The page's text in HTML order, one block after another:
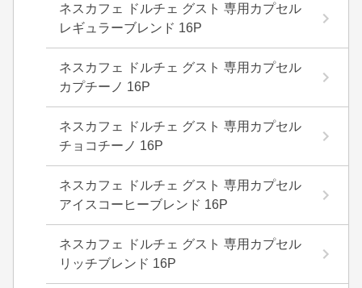
ネスカフェ ドルチェ グスト 専用カプセル
レギュラーブレンド 16P
ネスカフェ ドルチェ グスト 専用カプセル
カプチーノ 16P
ネスカフェ ドルチェ グスト 専用カプセル
チョコチーノ 16P
ネスカフェ ドルチェ グスト 専用カプセル
アイスコーヒーブレンド 16P
ネスカフェ ドルチェ グスト 専用カプセル
リッチブレンド 16P